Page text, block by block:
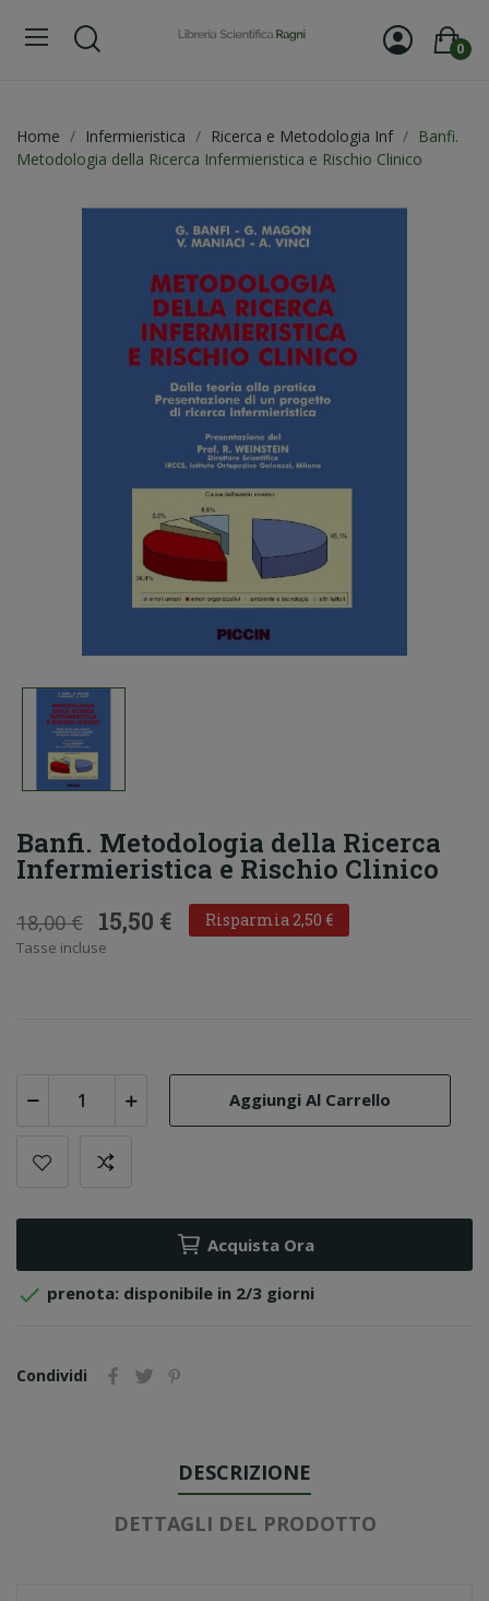
0
Home Infermieristica Ricerca e Metodologia Inf
Banfi.
Metodologia della Ricerca Infermieristica e Rischio Clinico
Banfi. Metodologia della Ricerca
Infermieristica e Rischio Clinico
18,00 € 15,50 € Risparmia 2,50 €
Tasse incluse
Aggiungi Al Carrello
Acquista Ora
 prenota: disponibile in 2/3 giorni
Condividi
DESCRIZIONE
DETTAGLI DEL PRODOTTO